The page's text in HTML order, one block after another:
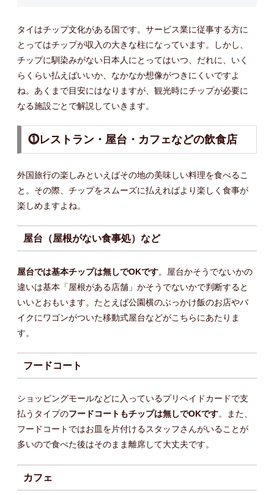
タイはチップ文化がある国です。サービス業に従事する方に
とってはチップが収入の大きな柱になっています。しかし、
チップに馴染みがない日本人にとってはいつ、だれに、いく
らくらい払えばいいか、なかなか想像がつきにくいですよ
ね。あくまで目安にはなりますが、観光時にチップが必要に
なる施設ごとで解説していきます。
⓵レストラン・屋台・カフェなどの飲食店
外国旅行の楽しみといえばその地の美味しい料理を食べるこ
と。その際、チップをスムーズに払えればより楽しく食事が
楽しめますよね。
屋台（屋根がない食事処）など
屋台では基本チップは無しでOKです。屋台かそうでないかの
違いは基本「屋根がある店舗」かそうでないかで判断すると
いいとおもいます。たとえば公園横のぶっかけ飯のお店やバ
イクにワゴンがついた移動式屋台などがこちらにあたりま
す。
フードコート
ショッピングモールなどに入っているプリペイドカードで支
払うタイプのフードコートもチップは無しでOKです。また、
フードコートではお皿を片付けるスタッフさんがいることが
多いので食べた後はそのまま離席して大丈夫です。
カフェ